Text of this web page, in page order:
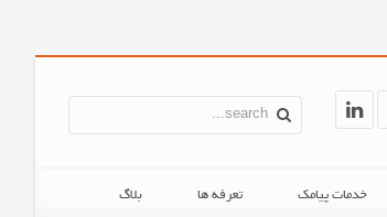
خدمات پیامک تعرفه ها بلاگ